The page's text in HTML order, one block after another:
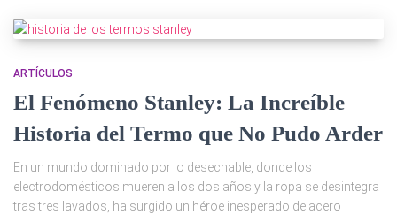
ARTÍCULOS
El Fenómeno Stanley: La Increíble
Historia del Termo que No Pudo Arder
En un mundo dominado por lo desechable, donde los
electrodomésticos mueren a los dos años y la ropa se desintegra
tras tres lavados, ha surgido un héroe inesperado de acero